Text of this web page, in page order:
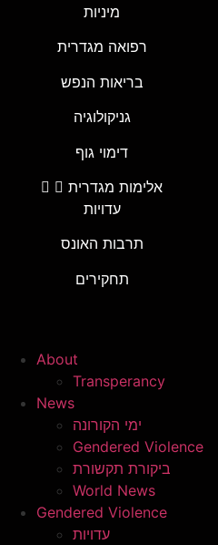
מיניות
רפואה מגדרית
בריאות הנפש
גניקולוגיה
דימוי גוף
אלימות מגדרית
עדויות
תרבות האונס
תחקירים
About
Transperancy
News
ימי הקורונה
Gendered Violence
ביקורת תקשורת
World News
Gendered Violence
עדויות